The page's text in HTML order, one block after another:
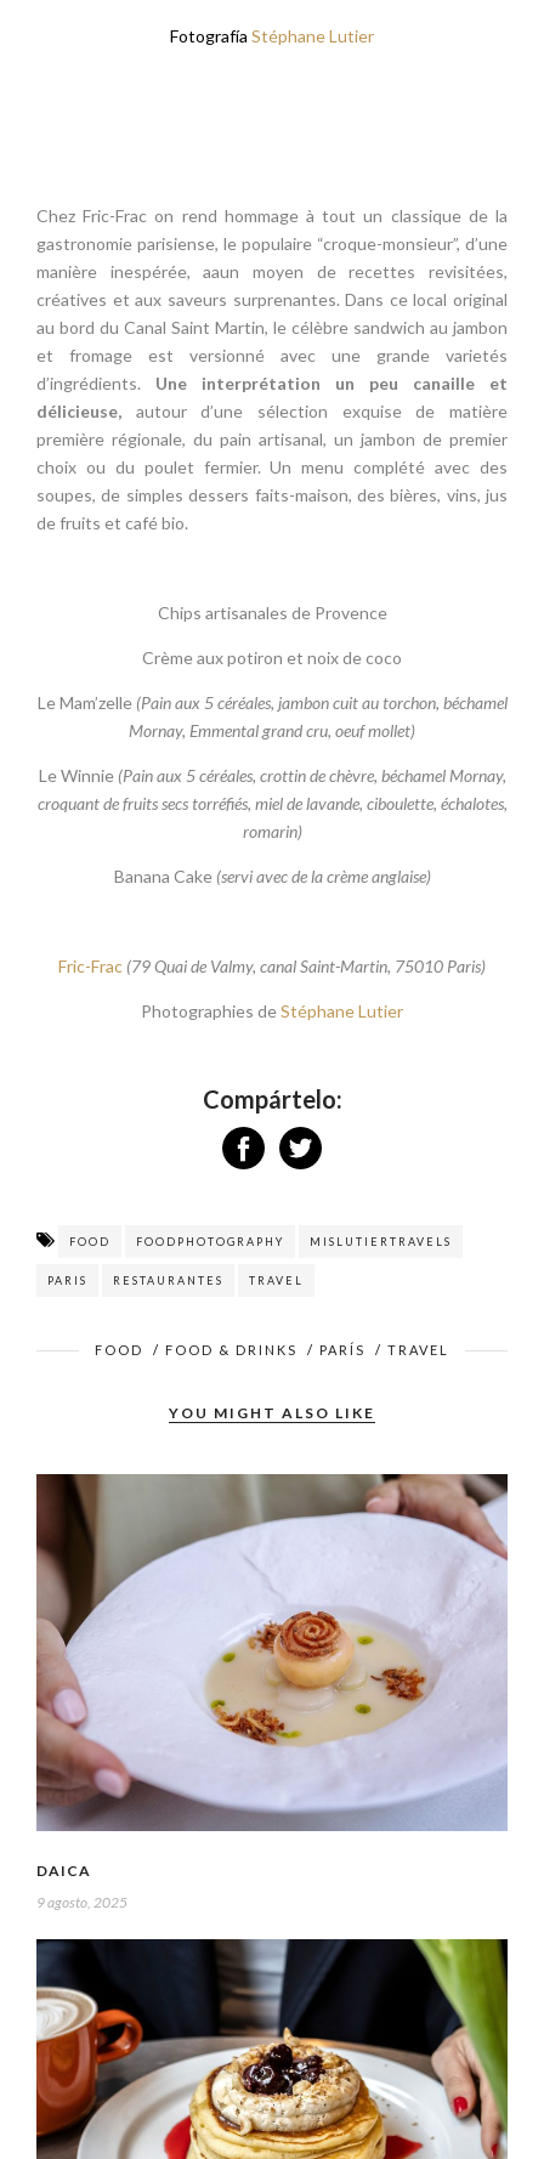
Fotografía Stéphane Lutier
Chez Fric-Frac on rend hommage à tout un classique de la
gastronomie parisiense, le populaire “croque-monsieur”, d’une
manière inespérée, aaun moyen de recettes revisitées,
créatives et aux saveurs surprenantes. Dans ce local original
au bord du Canal Saint Martin, le célèbre sandwich au jambon
et fromage est versionné avec une grande varietés
d’ingrédients. Une interprétation un peu canaille et
délicieuse, autour d’une sélection exquise de matière
première régionale, du pain artisanal, un jambon de premier
choix ou du poulet fermier. Un menu complété avec des
soupes, de simples dessers faits-maison, des bières, vins, jus
de fruits et café bio.
Chips artisanales de Provence
Crème aux potiron et noix de coco
Le Mam’zelle (Pain aux 5 céréales, jambon cuit au torchon, béchamel
Mornay, Emmental grand cru, oeuf mollet)
Le Winnie (Pain aux 5 céréales, crottin de chèvre, béchamel Mornay,
croquant de fruits secs torréfiés, miel de lavande, ciboulette, échalotes,
romarin)
Banana Cake (servi avec de la crème anglaise)
Fric-Frac (79 Quai de Valmy, canal Saint-Martin, 75010 Paris)
Photographies deStéphane Lutier
Compártelo:
FOOD FOODPHOTOGRAPHY MISLUTIERTRAVELS
PARIS RESTAURANTES TRAVEL
FOOD / FOOD & DRINKS / PARÍS / TRAVEL
YOU MIGHT ALSO LIKE
DAICA
9 agosto, 2025